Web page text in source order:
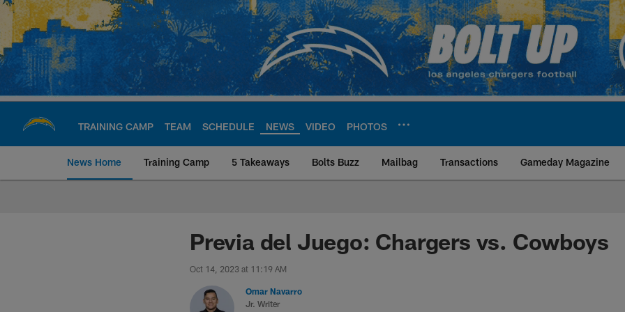
Skip
main
content
TRAINING CAMP TEAM SCHEDULE NEWS VIDEO PHOTOS
News Home Training Camp 5 Takeaways Bolts Buzz Mailbag Transactions Gameday Magazine
Chargers Official Site | Los Angeles
Previa del Juego: Chargers vs. Cowboys
Oct 14, 2023 at 11:19 AM
Omar Navarro
Jr. Writer